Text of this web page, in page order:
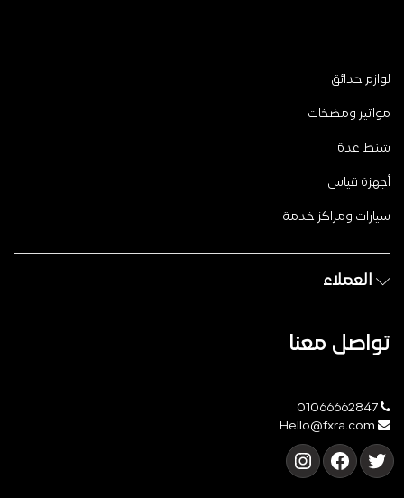
لوازم حدائق
مواتير ومضخات
شنط عدة
أجهزة قياس
سيارات ومراكز خدمة
العملاء
تواصل معنا
تويترفيسبوكإنستجرام